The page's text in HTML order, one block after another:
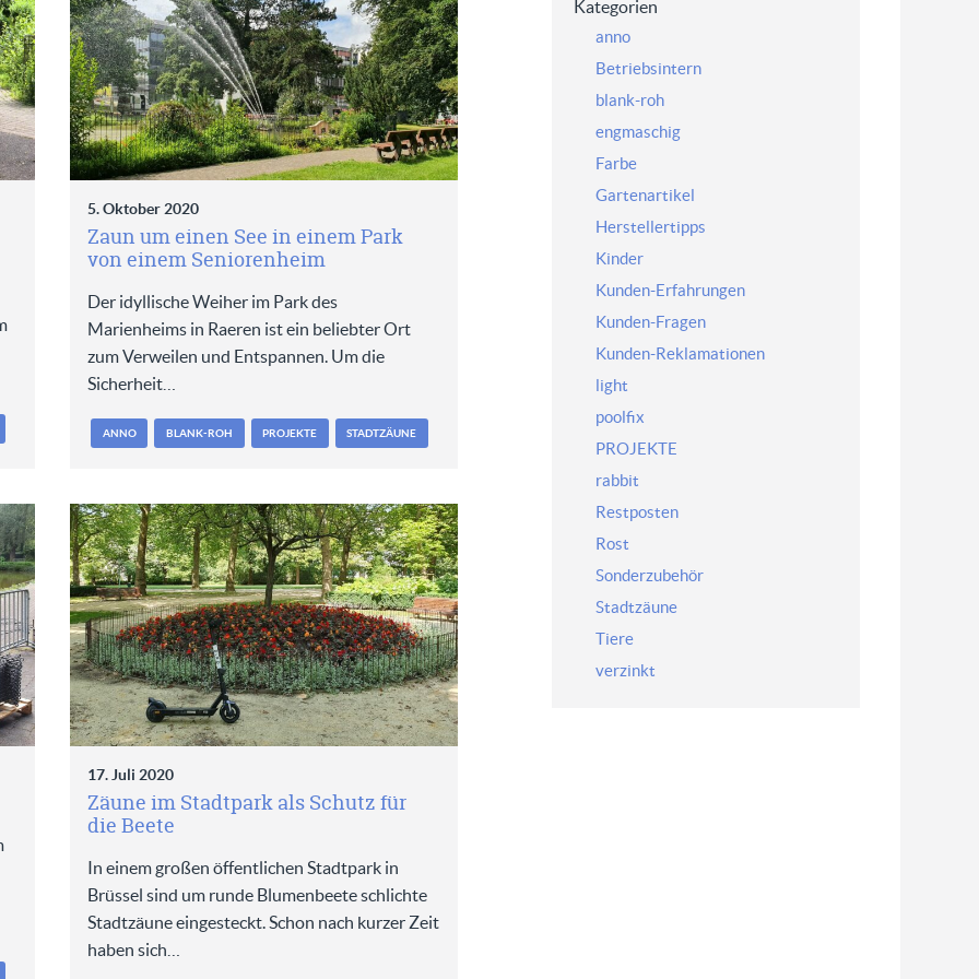
5. Oktober 2020
Zaun um einen See in einem Park
von einem Seniorenheim
Der idyllische Weiher im Park des
Marienheims in Raeren ist ein beliebter Ort
zum Verweilen und Entspannen. Um die
Sicherheit…
ANNO BLANK-ROH PROJEKTE STADTZÄUNE
17. Juli 2020
Zäune im Stadtpark als Schutz für
die Beete
In einem großen öffentlichen Stadtpark in
Brüssel sind um runde Blumenbeete schlichte
Stadtzäune eingesteckt. Schon nach kurzer Zeit
haben sich…
Kategorien
anno
Betriebsintern
blank-roh
engmaschig
Farbe
Gartenartikel
Herstellertipps
Kinder
Kunden-Erfahrungen
Kunden-Fragen
Kunden-Reklamationen
light
poolfix
PROJEKTE
rabbit
Restposten
Rost
Sonderzubehör
Stadtzäune
Tiere
verzinkt